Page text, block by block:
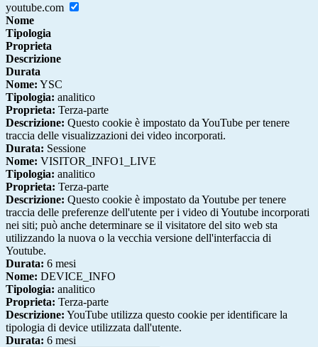
youtube.com
Nome
Tipologia
Proprieta
Descrizione
Durata
Nome: YSC
Tipologia: analitico
Proprieta: Terza-parte
Descrizione: Questo cookie è impostato da YouTube per tenere
traccia delle visualizzazioni dei video incorporati.
Durata: Sessione
Nome: VISITOR_INFO1_LIVE
Tipologia: analitico
Proprieta: Terza-parte
Descrizione: Questo cookie è impostato da Youtube per tenere
traccia delle preferenze dell'utente per i video di Youtube incorporati
nei siti; può anche determinare se il visitatore del sito web sta
utilizzando la nuova o la vecchia versione dell'interfaccia di
Youtube.
Durata: 6 mesi
Nome: DEVICE_INFO
Tipologia: analitico
Proprieta: Terza-parte
Descrizione: YouTube utilizza questo cookie per identificare la
tipologia di device utilizzata dall'utente.
Durata: 6 mesi